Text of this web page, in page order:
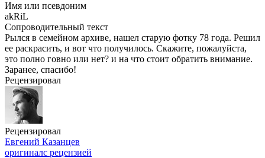
Имя или псевдоним
akRiL
Сопроводительный текст
Рылся в семейном архиве, нашел старую фотку 78 года. Решил
ее раскрасить, и вот что получилось. Скажите, пожалуйста,
это полно говно или нет? и на что стоит обратить внимание.
Заранее, спасибо!
Рецензировал
Рецензировал
Евгений Казанцев
оригиналс рецензией